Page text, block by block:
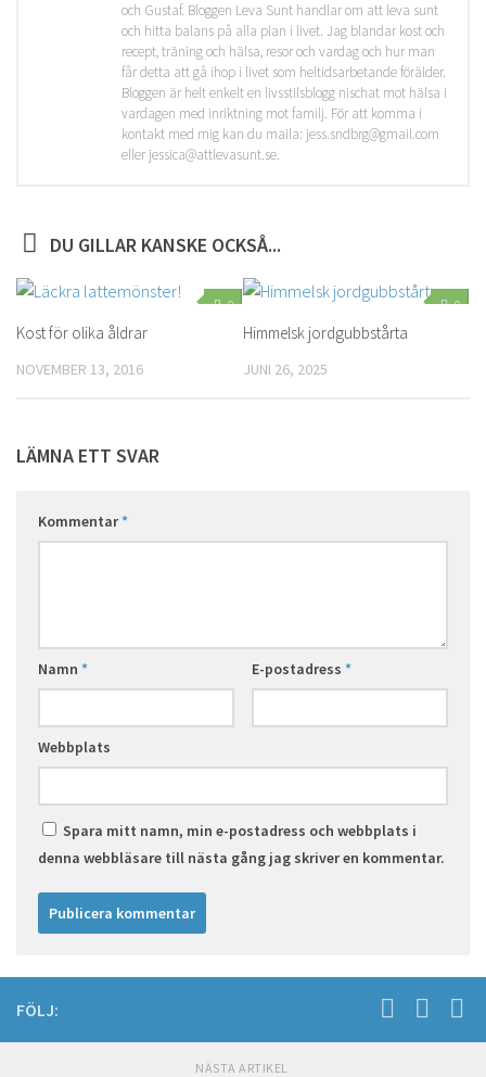
och Gustaf. Bloggen Leva Sunt handlar om att leva sunt
och hitta balans på alla plan i livet. Jag blandar kost och
recept, träning och hälsa, resor och vardag och hur man
får detta att gå ihop i livet som heltidsarbetande förälder.
Bloggen är helt enkelt en livsstilsblogg nischat mot hälsa i
vardagen med inriktning mot familj. För att komma i
kontakt med mig kan du maila: jess.sndbrg@gmail.com
eller jessica@attlevasunt.se.
DU GILLAR KANSKE OCKSÅ...
0
Kost för olika åldrar
NOVEMBER 13, 2016
0
Himmelsk jordgubbstårta
JUNI 26, 2025
LÄMNA ETT SVAR
Kommentar*
Namn * E-postadress *
Webbplats
Spara mitt namn, min e-postadress och webbplats i
denna webbläsare till nästa gång jag skriver en kommentar.
FÖLJ:
NÄSTA ARTIKEL